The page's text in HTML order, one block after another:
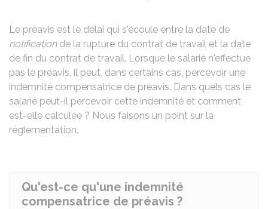
Le préavis est le délai qui s'écoule entre la date de
notificationde la rupture du contrat de travail et la date
de fin du contrat de travail. Lorsque le salarié n'effectue
pas le préavis, il peut, dans certains cas, percevoir une
indemnité compensatrice de préavis. Dans quels cas le
salarié peut-il percevoir cette indemnité et comment
est-elle calculée ? Nous faisons un point sur la
réglementation.
Qu'est-ce qu'une indemnité
compensatrice de préavis ?